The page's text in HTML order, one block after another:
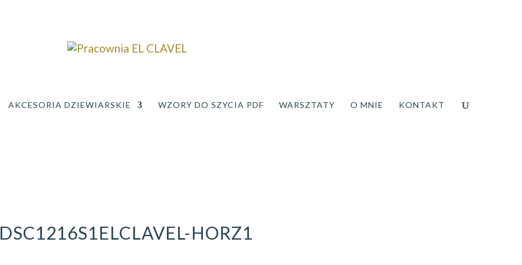
AKCESORIA DZIEWIARSKIE WZORY DO SZYCIA PDF WARSZTATY O MNIE KONTAKT
DSC1216S1ELCLAVEL-HORZ1